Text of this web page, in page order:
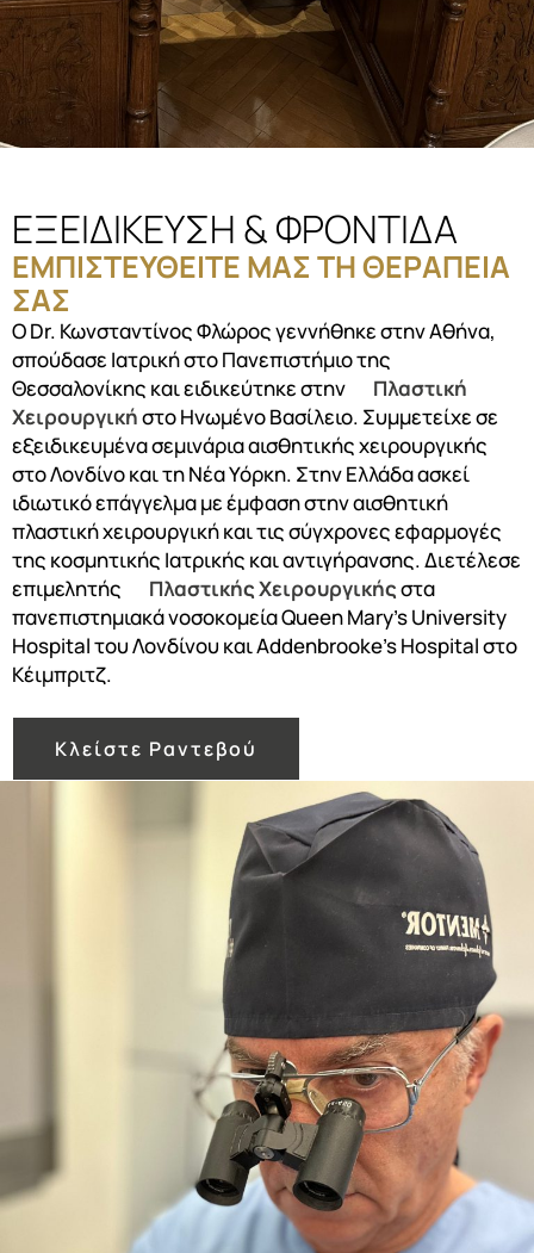
ΕΞΕΙΔΙΚΕΥΣΗ & ΦΡΟΝΤΙΔΑ
ΕΜΠΙΣΤΕΥΘΕΙΤΕ ΜΑΣ ΤΗ ΘΕΡΑΠΕΙΑ
ΣΑΣ
Ο Dr. Κωνσταντίνος Φλώρος γεννήθηκε στην Αθήνα,
σπούδασε Ιατρική στο Πανεπιστήμιο της
Θεσσαλονίκης και ειδικεύτηκε στην
Πλαστική
Χειρουργικήστο Ηνωμένο Βασίλειο. Συμμετείχε σε
εξειδικευμένα σεμινάρια αισθητικής χειρουργικής
στο Λονδίνο και τη Νέα Υόρκη. Στην Ελλάδα ασκεί
ιδιωτικό επάγγελμα με έμφαση στην αισθητική
πλαστική χειρουργική και τις σύγχρονες εφαρμογές
της κοσμητικής Ιατρικής και αντιγήρανσης. Διετέλεσε
επιμελητής
Πλαστικής Χειρουργικήςστα
πανεπιστημιακά νοσοκομεία Queen Mary’s University
Hospital του Λονδίνου και Addenbrooke’s Hospital στο
Κέιμπριτζ.
Κλείστε Ραντεβού